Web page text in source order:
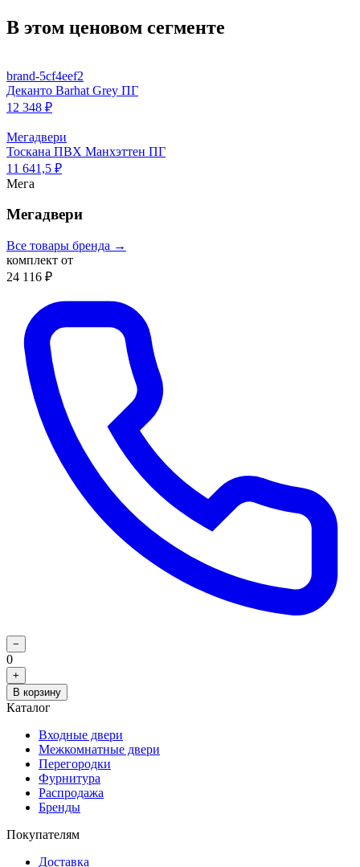
В этом ценовом сегменте
brand-5cf4eef2
Деканто Barhat Grey ПГ
12 348 ₽
Мегадвери
Тоскана ПВХ Манхэттен ПГ
11 641,5 ₽
Мега
Мегадвери
Все товары бренда →
комплект от
24 116 ₽
−
0
+
В корзину
Каталог
Входные двери
Межкомнатные двери
Перегородки
Фурнитура
Распродажа
Бренды
Покупателям
Доставка